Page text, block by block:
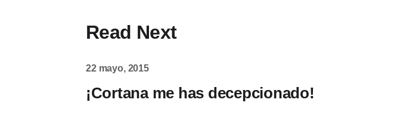
Read Next
22 mayo, 2015
¡Cortana me has decepcionado!